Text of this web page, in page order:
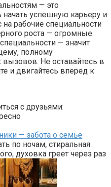
— это
успешную карьеру и
рабочие специальности
роста — огромные.
— значит
полному
Не оставайтесь в
и двигайтесь вперед к
с друзьями:
— забота о семье
по ночам, стиральная
духовка греет через раз